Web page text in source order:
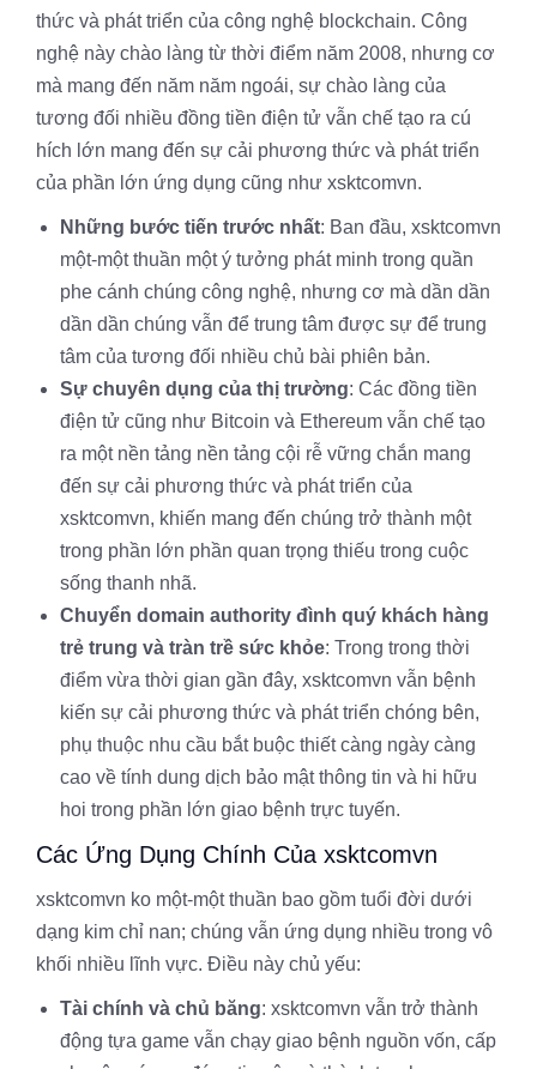
thức và phát triển của công nghệ blockchain. Công
nghệ này chào làng từ thời điểm năm 2008, nhưng cơ
mà mang đến năm năm ngoái, sự chào làng của
tương đối nhiều đồng tiền điện tử vẫn chế tạo ra cú
hích lớn mang đến sự cải phương thức và phát triển
của phần lớn ứng dụng cũng như xsktcomvn.
Những bước tiến trước nhất: Ban đầu, xsktcomvn
một-một thuần một ý tưởng phát minh trong quần
phe cánh chúng công nghệ, nhưng cơ mà dần dần
dần dần chúng vẫn để trung tâm được sự để trung
tâm của tương đối nhiều chủ bài phiên bản.
Sự chuyên dụng của thị trường: Các đồng tiền
điện tử cũng như Bitcoin và Ethereum vẫn chế tạo
ra một nền tảng nền tảng cội rễ vững chắn mang
đến sự cải phương thức và phát triển của
xsktcomvn, khiến mang đến chúng trở thành một
trong phần lớn phần quan trọng thiếu trong cuộc
sống thanh nhã.
Chuyển domain authority đình quý khách hàng
trẻ trung và tràn trề sức khỏe: Trong trong thời
điểm vừa thời gian gần đây, xsktcomvn vẫn bệnh
kiến sự cải phương thức và phát triển chóng bên,
phụ thuộc nhu cầu bắt buộc thiết càng ngày càng
cao về tính dung dịch bảo mật thông tin và hi hữu
hoi trong phần lớn giao bệnh trực tuyến.
Các Ứng Dụng Chính Của xsktcomvn
xsktcomvn ko một-một thuần bao gồm tuổi đời dưới
dạng kim chỉ nan; chúng vẫn ứng dụng nhiều trong vô
khối nhiều lĩnh vực. Điều này chủ yếu:
Tài chính và chủ băng: xsktcomvn vẫn trở thành
động tựa game vẫn chạy giao bệnh nguồn vốn, cấp